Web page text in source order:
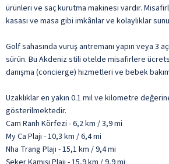
ürünleri ve saç kurutma makinesi vardır.
kasası ve masa gibi imkânlar ve kolaylıklar
Golf sahasında vuruş antremanı yapın veya 3
sürün. Bu Akdeniz stili otelde misafirlere
danışma (concierge) hizmetleri ve bebek
Uzaklıklar en yakın 0.1 mil ve kilometre
gösterilmektedir.
Cam Ranh Körfezi - 6,2 km / 3,9 mi
My Ca Plajı - 10,3 km / 6,4 mi
Nha Trang Plajı - 15,1 km / 9,4 mi